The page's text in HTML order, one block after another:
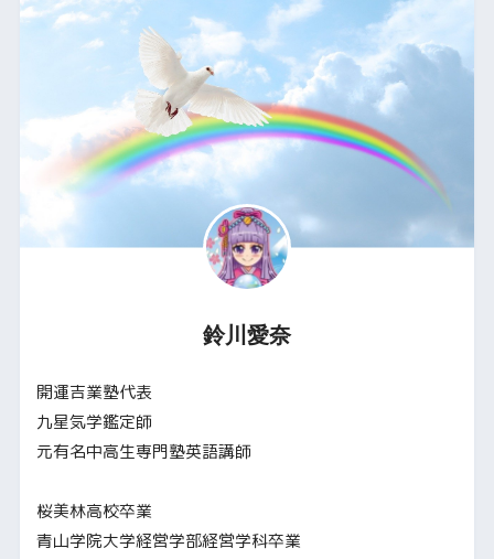
鈴川愛奈
開運吉業塾代表
九星気学鑑定師
元有名中高生専門塾英語講師
桜美林高校卒業
青山学院大学経営学部経営学科卒業